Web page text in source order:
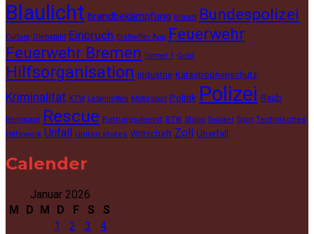
Blaulicht brandbekämpfung Brandt Bundespolizei
Culture Diebstahl Einbruch Ersthelfer App Feuerwehr
Feuerwehr Bremen
Formel 1 Gold
Hilfsorganisation Industrie Katastrophenschutz
Kriminalität KTW Lebenretten Motorsport Politik Polizei Raub
Rennsport Rescue Rettungsdienst RTW Ships Snooker Sport Technisches
Hilfswerk Unfall United states Wirtschaft Zoll Überfall
Calender
Januar 2026
M
D M D F S
S
1
2 3
4